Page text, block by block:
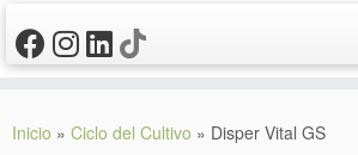
Inicio » Ciclo del Cultivo » Disper Vital GS